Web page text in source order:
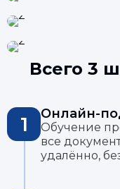
Всего 3
1 Онлайн-
Обучение
все
удалённо,